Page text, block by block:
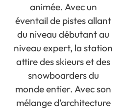
animée. Avec un
éventail de pistes allant
du niveau débutant au
niveau expert, la station
attire des skieurs et des
snowboarders du
monde entier. Avec son
mélange d’architecture